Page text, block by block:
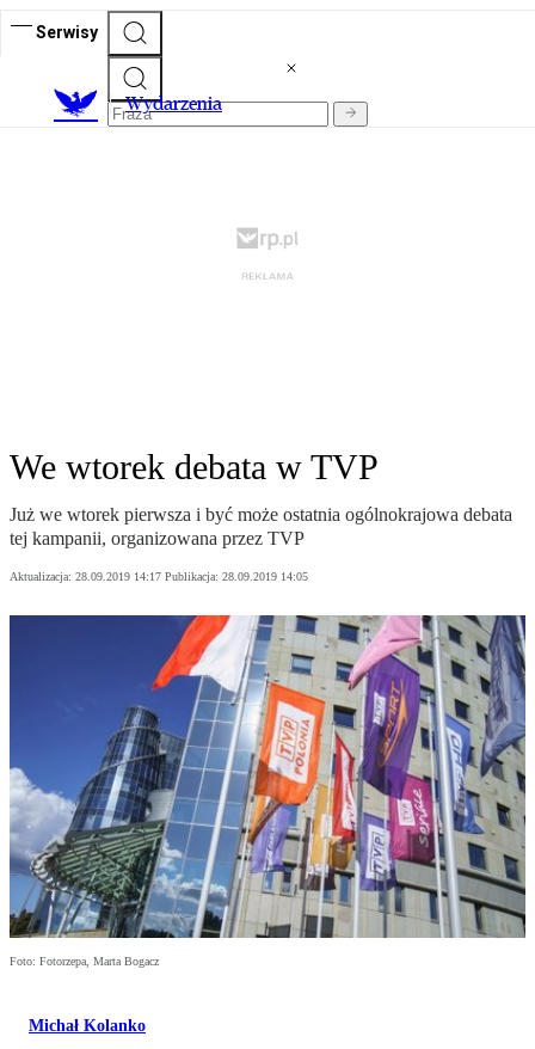
Serwisy
Wydarzenia
We wtorek debata w TVP
Już we wtorek pierwsza i być może ostatnia ogólnokrajowa debata
tej kampanii, organizowana przez TVP
Aktualizacja: 28.09.2019 14:17 Publikacja: 28.09.2019 14:05
Foto: Fotorzepa, Marta Bogacz
Michał Kolanko